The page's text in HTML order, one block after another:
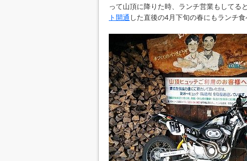
って山頂に降りた時、ランチ営業もしてる
ト開通 した直後の4月下旬の春にもランチ